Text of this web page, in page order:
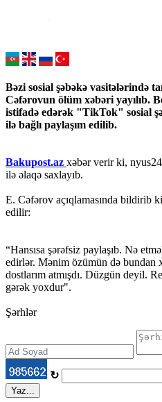
Bəzi sosial şəbəkə vasitələrində
Cəfərovun ölüm xəbəri yayılıb.
istifadə edərək "TikTok" sosial
ilə bağlı paylaşım edilib.
Bakupost.az xəbər verir ki,
ilə əlaqə saxlayıb.
E. Cəfərov açıqlamasında bildirib
edilir:
“Hansısa şərəfsiz paylaşıb. Nə
edirlər. Mənim özümün də bundan
dostlarım atmışdı. Düzgün deyil.
gərək yoxdur".
Şərhlər
↻
Yaz...